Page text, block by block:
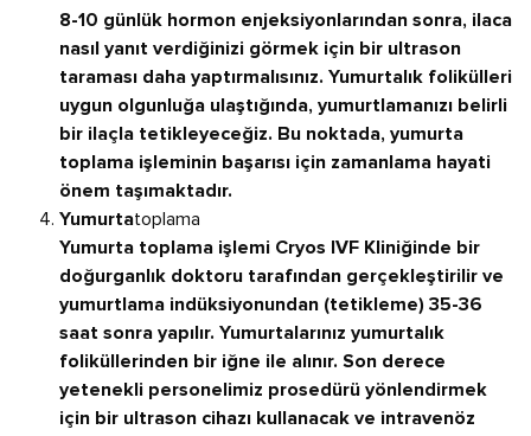
8-10 günlük hormon enjeksiyonlarından sonra, ilaca
nasıl yanıt verdiğinizi görmek için bir ultrason
taraması daha yaptırmalısınız. Yumurtalık folikülleri
uygun olgunluğa ulaştığında, yumurtlamanızı belirli
bir ilaçla tetikleyeceğiz. Bu noktada, yumurta
toplama işleminin başarısı için zamanlama hayati
önem taşımaktadır.
Yumurtatoplama
Yumurta toplama işlemi Cryos IVF Kliniğinde bir
doğurganlık doktoru tarafından gerçekleştirilir ve
yumurtlama indüksiyonundan (tetikleme) 35-36
saat sonra yapılır. Yumurtalarınız yumurtalık
foliküllerinden bir iğne ile alınır. Son derece
yetenekli personelimiz prosedürü yönlendirmek
için bir ultrason cihazı kullanacak ve intravenöz